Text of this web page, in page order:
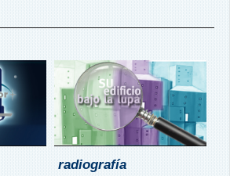
radiografía